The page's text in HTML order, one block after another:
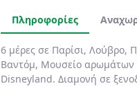
Πληροφορίες
6 μέρες σε Παρίσι, Λούβρο,
Βαντόμ, Μουσείο αρωμάτων
Disneyland. Διαμονή σε